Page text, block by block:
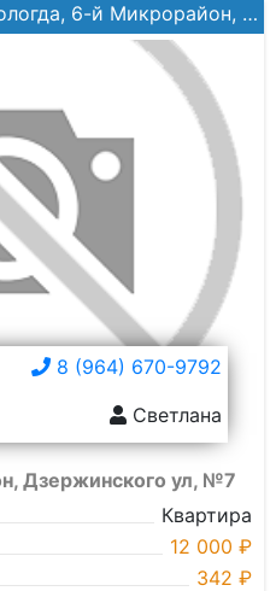
6-й Микрорайон, Дзержинского ул, №7
8 (964) 670-9792
Светлана
Дзержинского ул, №7
Квартира
12 000 ₽
342 ₽